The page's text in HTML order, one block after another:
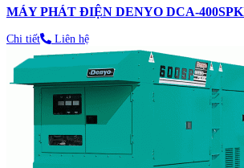
MÁY PHÁT ĐIỆN DENYO DCA-
Chi tiết Liên hệ